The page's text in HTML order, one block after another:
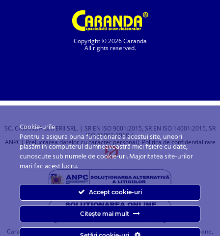
Copyright © 2026 Caranda
All rights reserved.
SC. CARANDA BATERII SRL. | SR EN ISO 9001:2015, SR EN ISO 14001:2015, SR
ISO 45001:2018 |
ANPC | Prelucrarea datelor cu caracter personal| Politica de confidentialitate
Caranda.ro este un magazin online cu baterii pentru automobile, camioane,
Cookie-urile
Pentru a asigura buna funcționare a acestui site, uneori
plasăm în computerul dumneavoastră mici fișiere cu date,
cunoscute sub numele de cookie-uri. Majoritatea site-urilor
mari fac acest lucru.
Accept cookie-uri
Citește mai mult